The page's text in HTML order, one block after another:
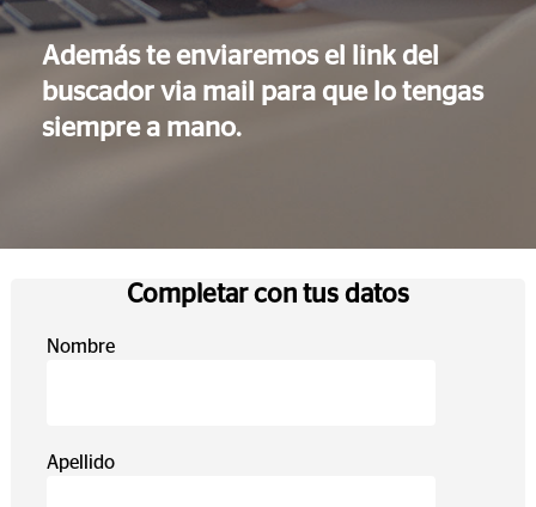
Además te enviaremos el link del
buscador via mail para que lo tengas
siempre a mano.
Completar con tus datos
Nombre
Apellido